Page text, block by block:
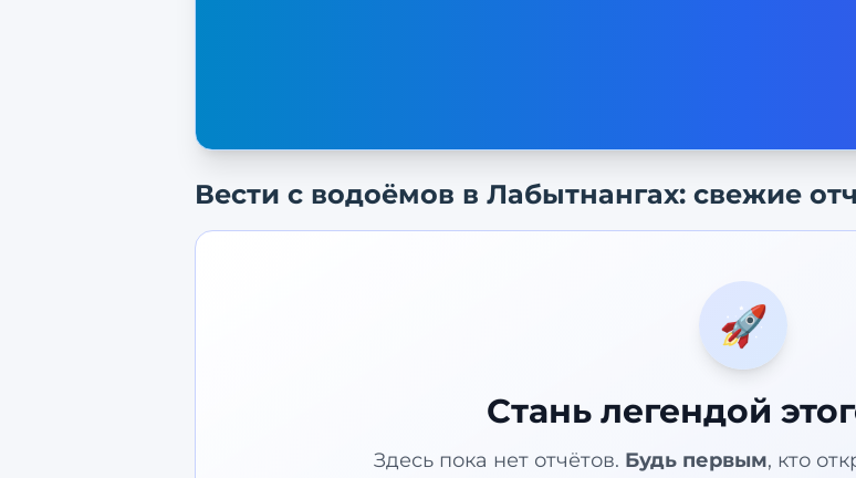
Вести с водоёмов в Лабытнангах: свежие
🚀
Стань легендой
Здесь пока нет отчётов. Будь первым, кто